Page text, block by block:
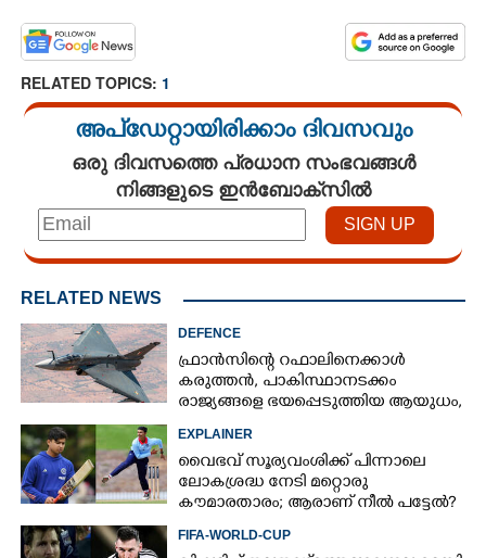
RELATED TOPICS: 1
അപ്ഡേറ്റായിരിക്കാം ദിവസവും
ഒരു ദിവസത്തെ പ്രധാന സംഭവങ്ങൾ
നിങ്ങളുടെ ഇൻബോക്സിൽ
RELATED NEWS
DEFENCE
ഫ്രാൻസിന്റെ റഫാലിനെക്കാൾ
കരുത്തൻ,​ പാകിസ്ഥാനടക്കം
രാജ്യങ്ങളെ ഭയപ്പെടുത്തിയ ആയുധം,​
ഇന്ത്യ നിർമ്മിച്ച എണ്ണം 100ലേക്ക്
EXPLAINER
വൈഭവ് സൂര്യവംശിക്ക് പിന്നാലെ
ലോകശ്രദ്ധ നേടി മറ്റൊരു
കൗമാരതാരം; ആരാണ് നീൽ പട്ടേൽ?
FIFA-WORLD-CUP
Share this link
Copy Link